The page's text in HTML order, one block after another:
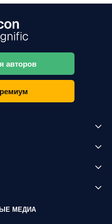
авторов
МЕДИА